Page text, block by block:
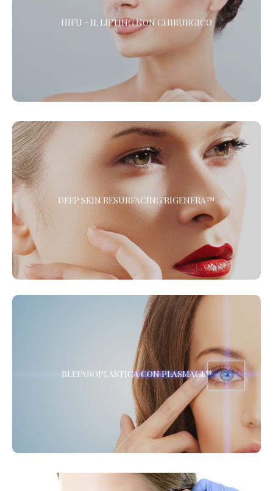
HIFU - IL LIFTING NON CHIRURGICO
HIFU (High Intensity Focused Ultrasound) è l’alternativa alla
chirurgia estetica per gli interventi di lifting del viso, la riduzione
delle rughe e il rassodamento del corpo. *
DEEP SKIN RESURFACING RIGENERA™
DEEP SKIN RESURFACING RIGENERA™
Il Trattamento di Medicina Rigenerativa combinato di
Microdermoabrasione e Protocollo Rigenera™ per ringiovanire il
viso, ridare tono ed elasticità a collo e décolleté, migliorare la
cute delle mani ed eliminare gli inestetismi dovuti
all’invecchiamento della pelle.
BLEFAROPLASTICA CON PLASMAGE®
BLEFAROPLASTICA CON PLASMAGE®
La Blefaroplastica Non Chirurgica, senza Anestesia. Presso i
Centri de LaCLINIQUE of Switzerland® *